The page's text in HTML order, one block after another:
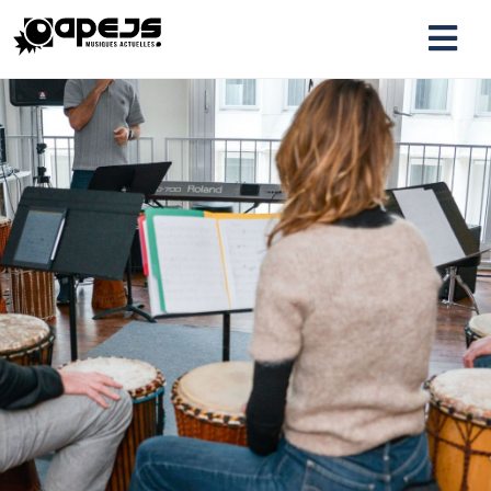
04 79 71 76 40
Accueil
Qui sommes-nous ?
Equipe
Projet pédagogique
Action culturelle
Locaux